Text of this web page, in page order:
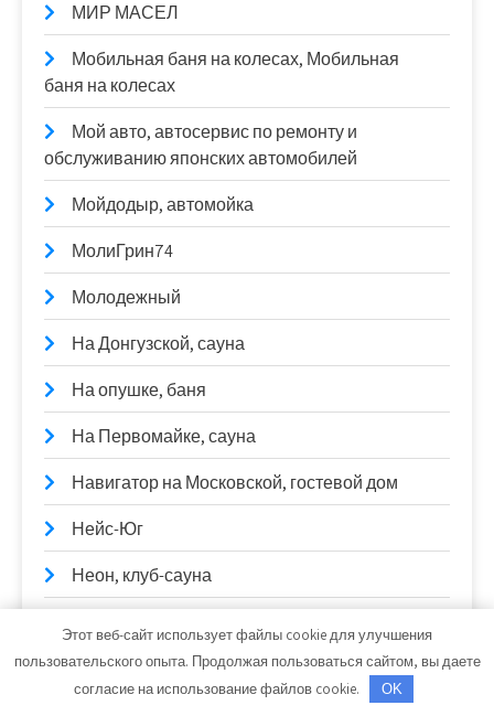
МИР МАСЕЛ
Мобильная баня на колесах, Мобильная
баня на колесах
Мой авто, автосервис по ремонту и
обслуживанию японских автомобилей
Мойдодыр, автомойка
МолиГрин74
Молодежный
На Донгузской, сауна
На опушке, баня
На Первомайке, сауна
Навигатор на Московской, гостевой дом
Нейс-Юг
Неон, клуб-сауна
Ниагара, автомойка
Этот веб-сайт использует файлы cookie для улучшения
пользовательского опыта. Продолжая пользоваться сайтом, вы даете
согласие на использование файлов cookie.
OK